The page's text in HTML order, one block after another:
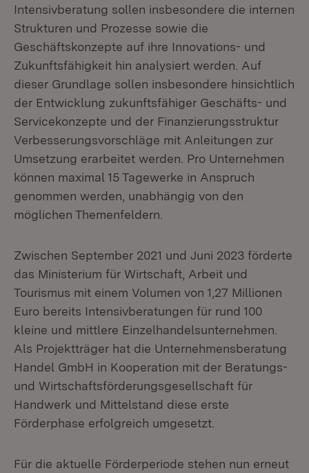
Intensivberatung sollen insbesondere die internen
Strukturen und Prozesse sowie die
Geschäftskonzepte auf ihre Innovations- und
Zukunftsfähigkeit hin analysiert werden. Auf
dieser Grundlage sollen insbesondere hinsichtlich
der Entwicklung zukunftsfähiger Geschäfts- und
Servicekonzepte und der Finanzierungsstruktur
Verbesserungsvorschläge mit Anleitungen zur
Umsetzung erarbeitet werden. Pro Unternehmen
können maximal 15 Tagewerke in Anspruch
genommen werden, unabhängig von den
möglichen Themenfeldern.
Zwischen September 2021 und Juni 2023 förderte
das Ministerium für Wirtschaft, Arbeit und
Tourismus mit einem Volumen von 1,27 Millionen
Euro bereits Intensivberatungen für rund 100
kleine und mittlere Einzelhandelsunternehmen.
Als Projektträger hat die Unternehmensberatung
Handel GmbH in Kooperation mit der Beratungs-
und Wirtschaftsförderungsgesellschaft für
Handwerk und Mittelstand diese erste
Förderphase erfolgreich umgesetzt.
Für die aktuelle Förderperiode stehen nun erneut